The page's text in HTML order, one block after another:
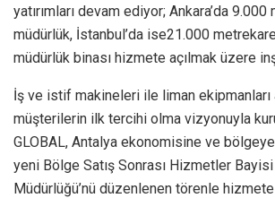
yatırımları devam ediyor; Ankara’da
müdürlük, İstanbul’da ise21.000
müdürlük binası hizmete açılmak üzere
İş ve istif makineleri ile liman ekipmanları
müşterilerin ilk tercihi olma vizyonuyla
GLOBAL, Antalya ekonomisine ve
yeni Bölge Satış Sonrası Hizmetler
Müdürlüğü’nü düzenlenen törenle hizmete